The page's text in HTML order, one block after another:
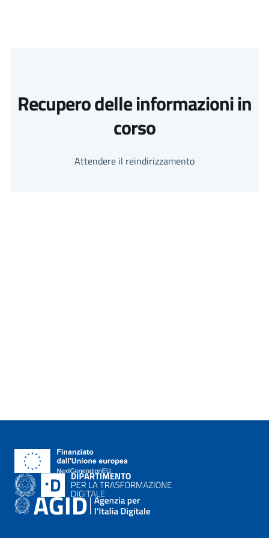
Recupero delle informazioni in
corso
Attendere il reindirizzamento